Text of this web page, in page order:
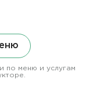
по меню и услугам